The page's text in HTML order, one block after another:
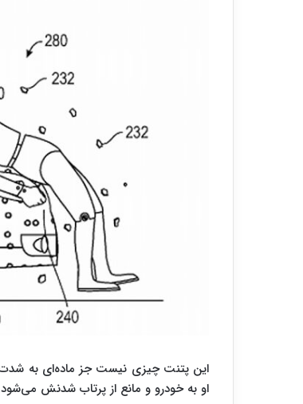
این پتنت چیزی نیست جز ماده‌ای به
او به خودرو و مانع از پرتاب شدنش